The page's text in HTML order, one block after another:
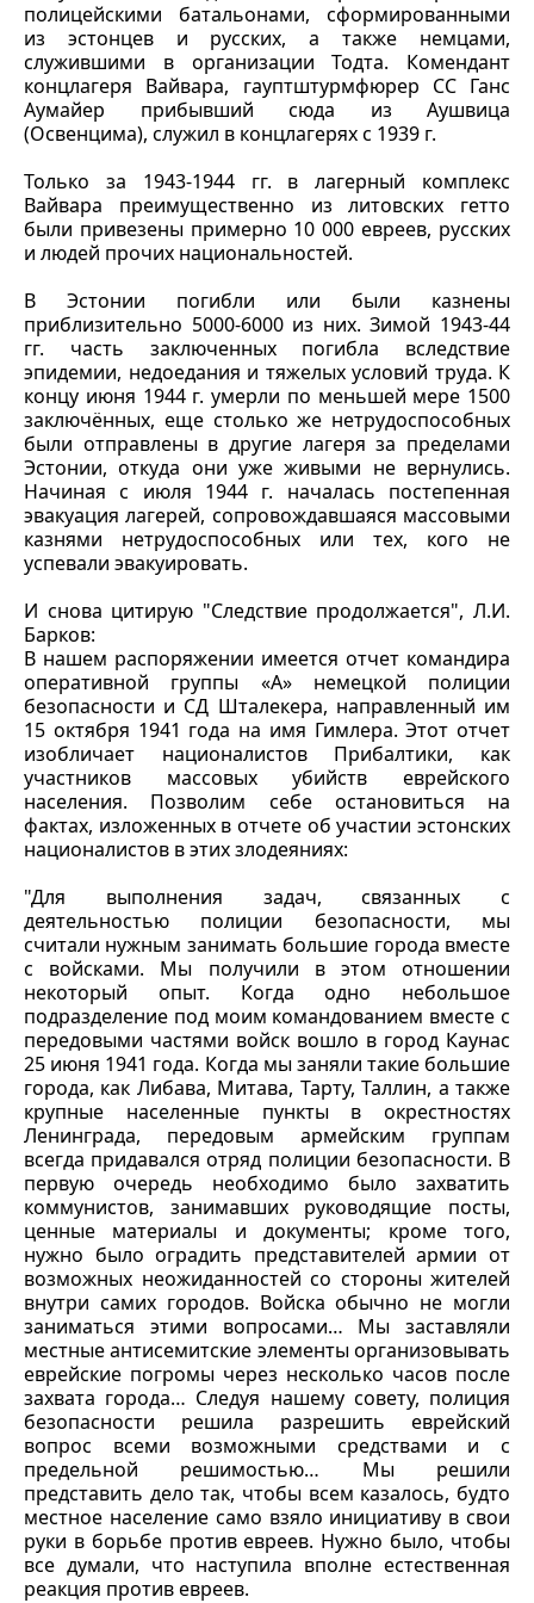
полицейскими батальонами, сформированными
из эстонцев и русских, а также немцами,
служившими в организации Тодта. Комендант
концлагеря Вайвара, гауптштурмфюрер СС Ганс
Аумайер прибывший сюда из Аушвица
(Освенцима), служил в концлагерях с 1939 г.
Только за 1943-1944 гг. в лагерный комплекс
Вайвара преимущественно из литовских гетто
были привезены примерно 10 000 евреев, русских
и людей прочих национальностей.
В Эстонии погибли или были казнены
приблизительно 5000-6000 из них. Зимой 1943-44
гг. часть заключенных погибла вследствие
эпидемии, недоедания и тяжелых условий труда. К
концу июня 1944 г. умерли по меньшей мере 1500
заключённых, еще столько же нетрудоспособных
были отправлены в другие лагеря за пределами
Эстонии, откуда они уже живыми не вернулись.
Начиная с июля 1944 г. началась постепенная
эвакуация лагерей, сопровождавшаяся массовыми
казнями нетрудоспособных или тех, кого не
успевали эвакуировать.
И снова цитирую "Следствие продолжается", Л.И.
Барков:
В нашем распоряжении имеется отчет командира
оперативной группы «А» немецкой полиции
безопасности и СД Шталекера, направленный им
15 октября 1941 года на имя Гимлера. Этот отчет
изобличает националистов Прибалтики, как
участников массовых убийств еврейского
населения. Позволим себе остановиться на
фактах, изложенных в отчете об участии эстонских
националистов в этих злодеяниях:
"Для выполнения задач, связанных с
деятельностью полиции безопасности, мы
считали нужным занимать большие города вместе
с войсками. Мы получили в этом отношении
некоторый опыт. Когда одно небольшое
подразделение под моим командованием вместе с
передовыми частями войск вошло в город Каунас
25 июня 1941 года. Когда мы заняли такие большие
города, как Либава, Митава, Тарту, Таллин, а также
крупные населенные пункты в окрестностях
Ленинграда, передовым армейским группам
всегда придавался отряд полиции безопасности. В
первую очередь необходимо было захватить
коммунистов, занимавших руководящие посты,
ценные материалы и документы; кроме того,
нужно было оградить представителей армии от
возможных неожиданностей со стороны жителей
внутри самих городов. Войска обычно не могли
заниматься этими вопросами… Мы заставляли
местные антисемитские элементы организовывать
еврейские погромы через несколько часов после
захвата города… Следуя нашему совету, полиция
безопасности решила разрешить еврейский
вопрос всеми возможными средствами и с
предельной решимостью… Мы решили
представить дело так, чтобы всем казалось, будто
местное население само взяло инициативу в свои
руки в борьбе против евреев. Нужно было, чтобы
все думали, что наступила вполне естественная
реакция против евреев.